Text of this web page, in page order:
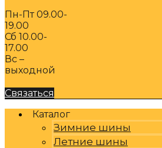
Пн-Пт 09.00-
19.00
Сб 10.00-
17.00
Вс –
выходной
Связаться
Каталог
Зимние шины
Летние шины